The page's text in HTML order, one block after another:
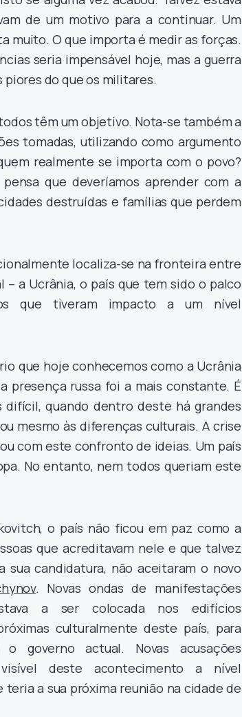
de um motivo para a continuar. Um
muito. O que importa é medir as forças.
seria impensável hoje, mas a guerra
do que os militares.
têm um objetivo. Nota-se também a
tomadas, utilizando como argumento
realmente se importa com o povo?
que deveríamos aprender com a
destruídas e famílias que perdem
localiza-se na fronteira entre
a Ucrânia, o país que tem sido o palco
que tiveram impacto a um nível
que hoje conhecemos como a Ucrânia
presença russa foi a mais constante. É
quando dentro deste há grandes
mesmo às diferenças culturais. A crise
com este confronto de ideias. Um país
No entanto, nem todos queriam este
o país não ficou em paz como a
que acreditavam nele e que talvez
candidatura, não aceitaram o novo
. Novas ondas de manifestações
a ser colocada nos edifícios
culturalmente deste país, para
governo actual. Novas acusações
deste acontecimento a nível
a sua próxima reunião na cidade de